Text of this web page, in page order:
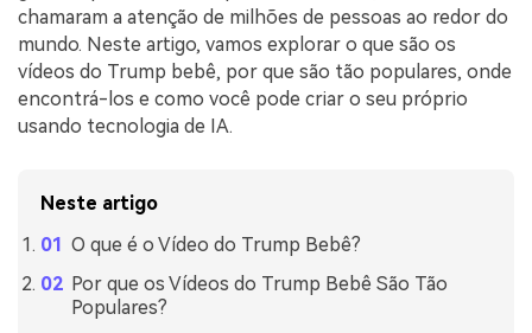
chamaram a atenção de milhões de pessoas ao redor do
mundo. Neste artigo, vamos explorar o que são os
vídeos do Trump bebê, por que são tão populares, onde
encontrá-los e como você pode criar o seu próprio
usando tecnologia de IA.
Neste artigo
O que é o Vídeo do Trump Bebê?
Por que os Vídeos do Trump Bebê São Tão
Populares?